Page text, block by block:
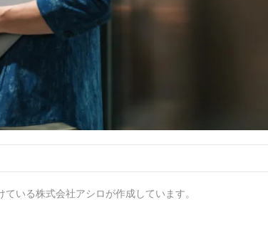
いる株式会社アシロが作成しています。